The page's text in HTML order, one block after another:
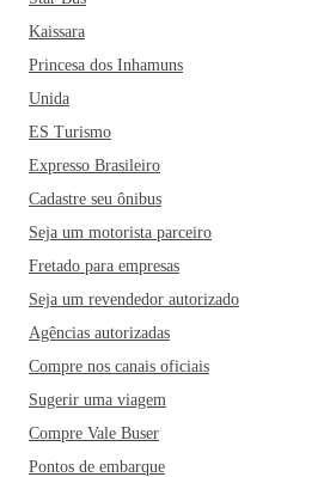
Kaissara
Princesa dos Inhamuns
Unida
ES Turismo
Expresso Brasileiro
Cadastre seu ônibus
Seja um motorista parceiro
Fretado para empresas
Seja um revendedor autorizado
Agências autorizadas
Compre nos canais oficiais
Sugerir uma viagem
Compre Vale Buser
Pontos de embarque